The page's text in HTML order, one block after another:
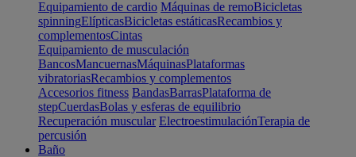
Equipamiento de cardio Máquinas de remoBicicletas
spinningElípticasBicicletas estáticasRecambios y
complementosCintas
Equipamiento de musculación
BancosMancuernasMáquinasPlataformas
vibratoriasRecambios y complementos
Accesorios fitness BandasBarrasPlataforma de
stepCuerdasBolas y esferas de equilibrio
Recuperación muscular ElectroestimulaciónTerapia de
percusión
Baño